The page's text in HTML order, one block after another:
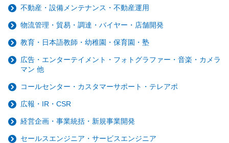
不動産・設備メンテナンス・不動産運用
物流管理・貿易・調達・バイヤー・店舗開発
教育・日本語教師・幼稚園・保育園・塾
広告・エンターテイメント・フォトグラファー・音楽・カメラ
マン 他
コールセンター・カスタマーサポート・テレアポ
広報・IR・CSR
経営企画・事業統括・新規事業開発
セールスエンジニア・サービスエンジニア